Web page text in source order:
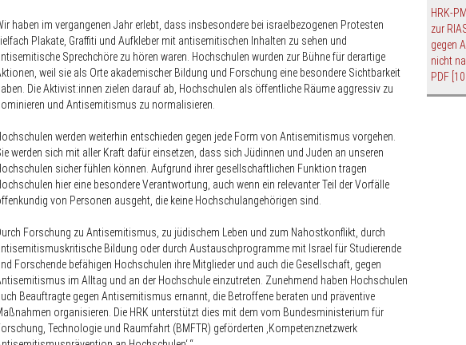
haben im vergangenen Jahr erlebt, dass insbesondere bei israelbezogenen Protesten
Plakate, Graffiti und Aufkleber mit antisemitischen Inhalten zu sehen und
Sprechchöre zu hören waren. Hochschulen wurden zur Bühne für derartige
weil sie als Orte akademischer Bildung und Forschung eine besondere Sichtbarkeit
Die Aktivist:innen zielen darauf ab, Hochschulen als öffentliche Räume aggressiv zu
und Antisemitismus zu normalisieren.
werden weiterhin entschieden gegen jede Form von Antisemitismus vorgehen.
werden sich mit aller Kraft dafür einsetzen, dass sich Jüdinnen und Juden an unseren
sicher fühlen können. Aufgrund ihrer gesellschaftlichen Funktion tragen
hier eine besondere Verantwortung, auch wenn ein relevanter Teil der Vorfälle
von Personen ausgeht, die keine Hochschulangehörigen sind.
Forschung zu Antisemitismus, zu jüdischem Leben und zum Nahostkonflikt, durch
Bildung oder durch Austauschprogramme mit Israel für Studierende
Forschende befähigen Hochschulen ihre Mitglieder und auch die Gesellschaft, gegen
im Alltag und an der Hochschule einzutreten. Zunehmend haben Hochschulen
Beauftragte gegen Antisemitismus ernannt, die Betroffene beraten und präventive
organisieren. Die HRK unterstützt dies mit dem vom Bundesministerium für
Technologie und Raumfahrt (BMFTR) geförderten ‚Kompetenznetzwerk
HRK-
zur
gegen
nicht
PDF